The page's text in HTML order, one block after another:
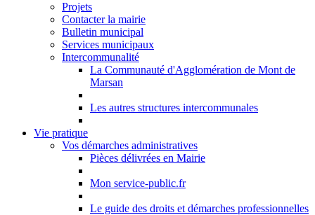
Projets
Contacter la mairie
Bulletin municipal
Services municipaux
Intercommunalité
La Communauté d'Agglomération de Mont de
Marsan
Les autres structures intercommunales
Vie pratique
Vos démarches administratives
Pièces délivrées en Mairie
Mon service-public.fr
Le guide des droits et démarches professionnelles